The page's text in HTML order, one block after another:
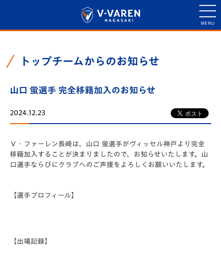
トップチームからのお知らせ
山口 蛍選手 完全移籍加入のお知らせ
2024.12.23
Ｖ・ファーレン長崎は、山口 蛍選手がヴィッセル神戸より完全
移籍加入することが決まりましたので、お知らせいたします。山
口選手ならびにクラブへのご声援をよろしくお願いいたします。
【選手プロフィール】
【出場記録】